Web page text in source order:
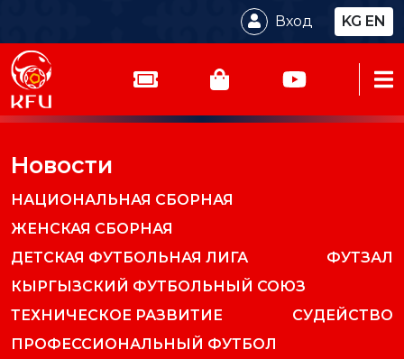
Вход KG EN
Новости
НАЦИОНАЛЬНАЯ СБОРНАЯ
ЖЕНСКАЯ СБОРНАЯ
ДЕТСКАЯ ФУТБОЛЬНАЯ ЛИГА
ФУТЗАЛ
КЫРГЫЗСКИЙ ФУТБОЛЬНЫЙ СОЮЗ
ТЕХНИЧЕСКОЕ РАЗВИТИЕ
СУДЕЙСТВО
ПРОФЕССИОНАЛЬНЫЙ ФУТБОЛ